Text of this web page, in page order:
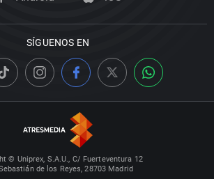
SÍGUENOS EN
© Uniprex, S.A.U., C/ Fuerteventura 12
de los Reyes, 28703 Madrid